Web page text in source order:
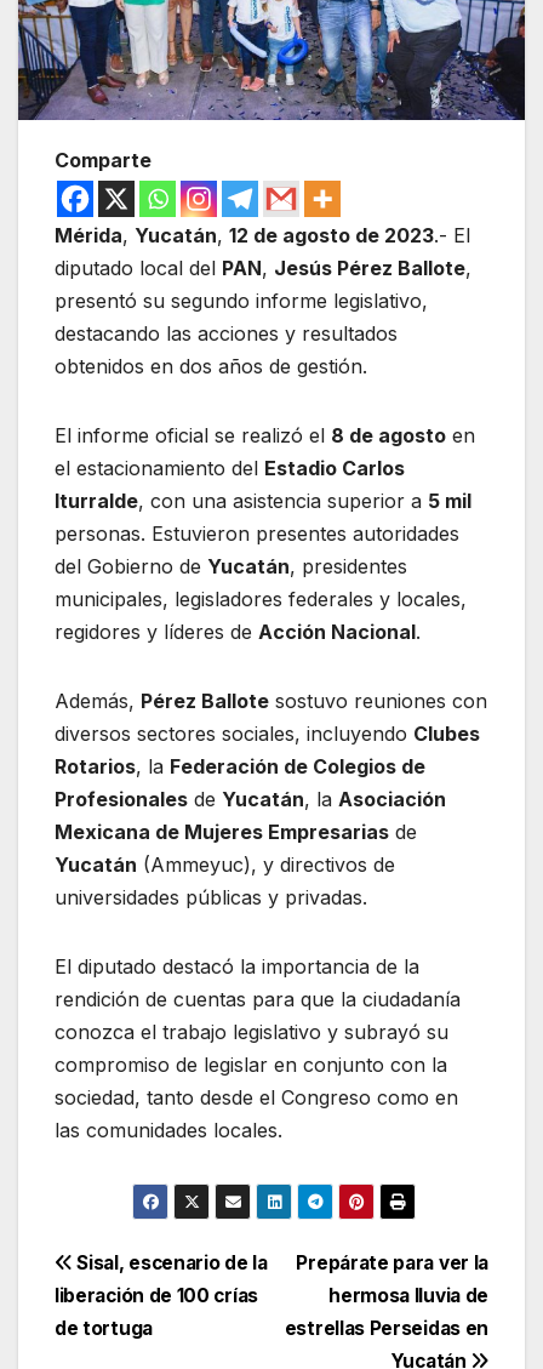
Comparte
Mérida, Yucatán, 12 de agosto de 2023.- El
diputado local del PAN, Jesús Pérez Ballote,
presentó su segundo informe legislativo,
destacando las acciones y resultados
obtenidos en dos años de gestión.
El informe oficial se realizó el 8 de agosto en
el estacionamiento del Estadio Carlos
Iturralde, con una asistencia superior a 5 mil
personas. Estuvieron presentes autoridades
del Gobierno de Yucatán, presidentes
municipales, legisladores federales y locales,
regidores y líderes de Acción Nacional.
Además, Pérez Ballote sostuvo reuniones con
diversos sectores sociales, incluyendo Clubes
Rotarios, la Federación de Colegios de
Profesionales de Yucatán, la Asociación
Mexicana de Mujeres Empresarias de
Yucatán (Ammeyuc), y directivos de
universidades públicas y privadas.
El diputado destacó la importancia de la
rendición de cuentas para que la ciudadanía
conozca el trabajo legislativo y subrayó su
compromiso de legislar en conjunto con la
sociedad, tanto desde el Congreso como en
las comunidades locales.
Navegación
de
Prepárate para ver la
hermosa lluvia de
estrellas Perseidas en
Yucatán
Sisal, escenario de la
liberación de 100 crías
de tortuga